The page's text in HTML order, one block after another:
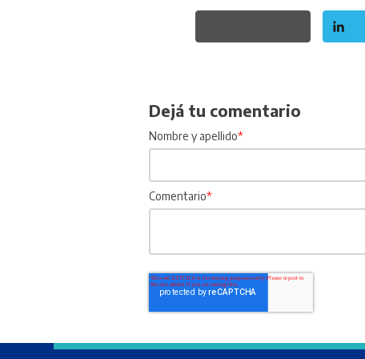
Dejá tu comentario
Nombre y apellido*
Comentario*